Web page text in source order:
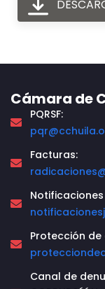
Cámara de
PQRSF:
Facturas:
Protección
Canal de